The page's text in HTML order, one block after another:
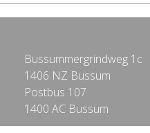
Bussummergrindweg 1c
1406 NZ Bussum
Postbus 107
1400 AC Bussum